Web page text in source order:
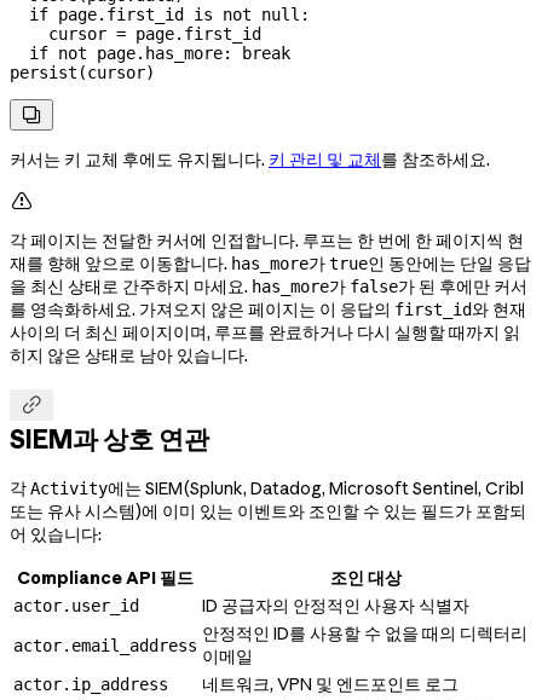
  if page.first_id is not null:
    cursor = page.first_id
  if not page.has_more: break
persist(cursor)

커서는 키 교체 후에도 유지됩니다. 키 관리 및 교체를 참조하세요.

각 페이지는 전달한 커서에 인접합니다. 루프는 한 번에 한 페이지씩 현
재를 향해 앞으로 이동합니다. has_more가true인 동안에는 단일 응답
을 최신 상태로 간주하지 마세요. has_more가 false가 된 후에만 커서
를 영속화하세요. 가져오지 않은 페이지는 이 응답의 first_id와 현재
사이의 더 최신 페이지이며, 루프를 완료하거나 다시 실행할 때까지 읽
히지 않은 상태로 남아 있습니다.

SIEM과 상호 연관
각Activity에는 SIEM(Splunk, Datadog, Microsoft Sentinel, Cribl
또는 유사 시스템)에 이미 있는 이벤트와 조인할 수 있는 필드가 포함되
어 있습니다:
Compliance API 필드
조인 대상
actor.user_id ID 공급자의 안정적인 사용자 식별자
actor.email_address
안정적인 ID를 사용할 수 없을 때의 디렉터리
이메일
actor.ip_address 네트워크, VPN 및 엔드포인트 로그